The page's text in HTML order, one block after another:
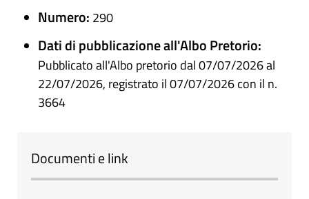
Numero: 290
Dati di pubblicazione all'Albo Pretorio:
Pubblicato all'Albo pretorio dal 07/07/2026 al
22/07/2026, registrato il 07/07/2026 con il n.
3664
Documenti e link